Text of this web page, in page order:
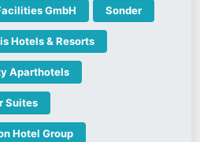
GmbH Sonder
Hotels & Resorts
Aparthotels
Suites
Hotel Group